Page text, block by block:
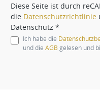
Diese Seite ist durch
die Datenschutzrichtlinie
Datenschutz *
Ich habe die
und die AGB gelesen und